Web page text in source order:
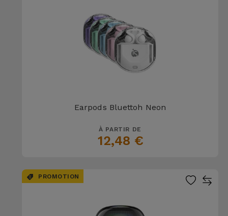
Earpods Bluettoh Neon
À PARTIR DE
12,48 €
PROMOTION